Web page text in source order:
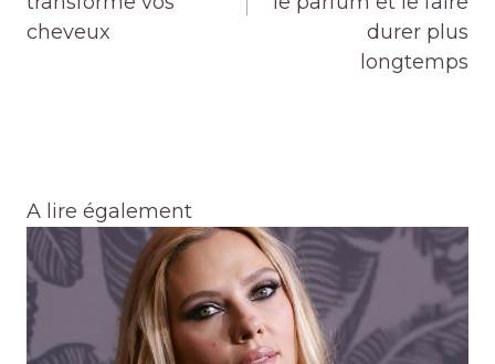
cheveux
durer plus
longtemps
A lire également